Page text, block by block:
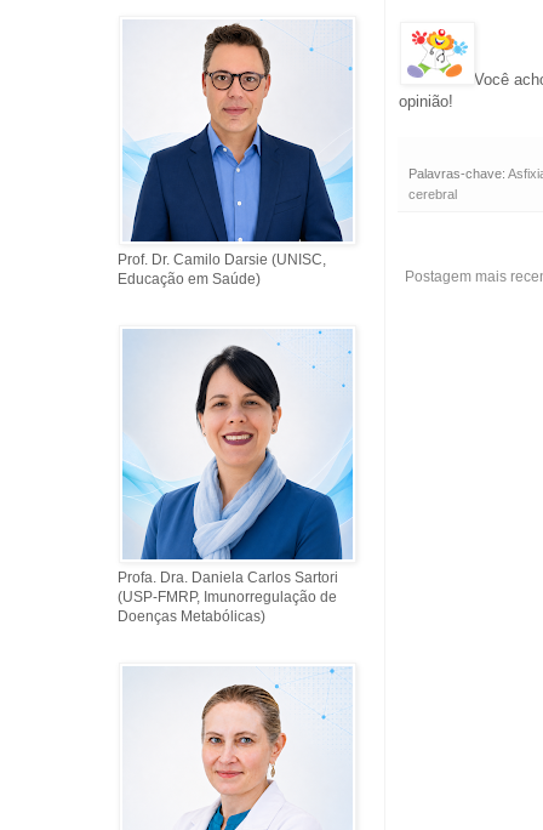
Você
opinião!
Palavras-chave:
cerebral
Postagem mais
Prof. Dr. Camilo Darsie (UNISC,
Educação em Saúde)
Profa. Dra. Daniela Carlos Sartori
(USP-FMRP, Imunorregulação de
Doenças Metabólicas)